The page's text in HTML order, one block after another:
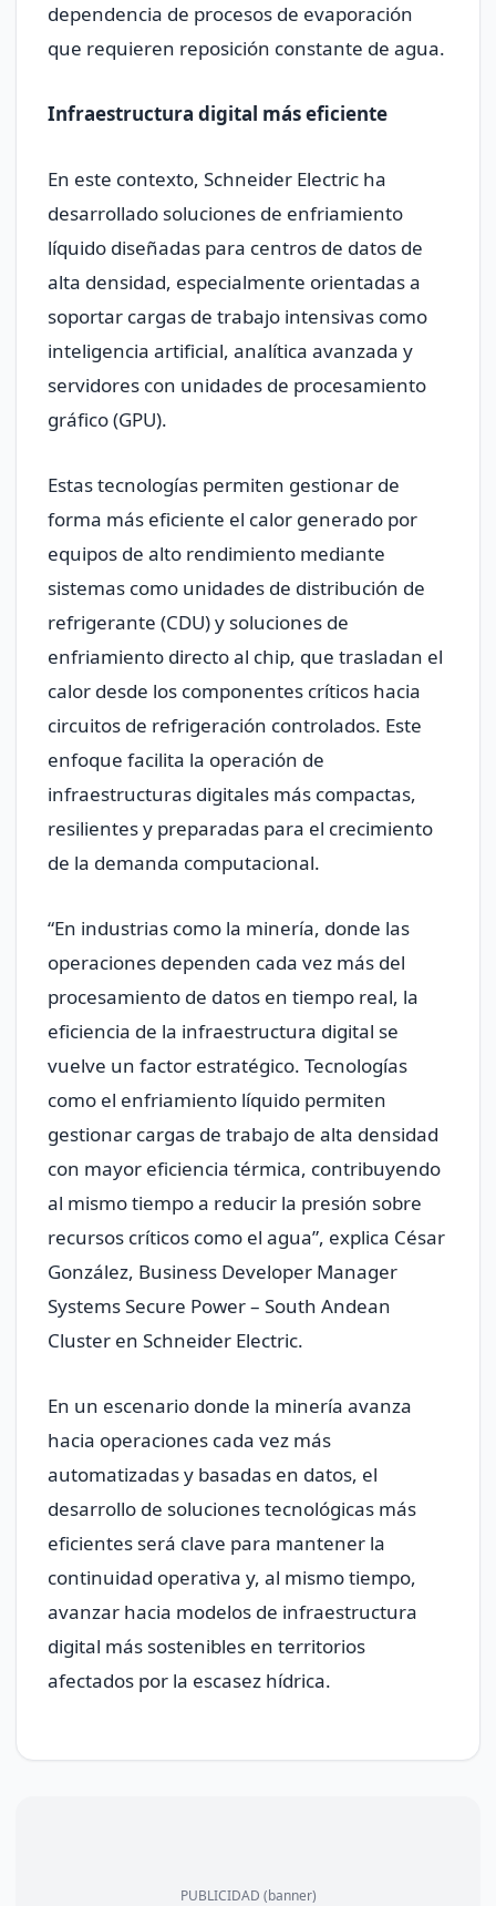
dependencia de procesos de evaporación
que requieren reposición constante de agua.
Infraestructura digital más eficiente
En este contexto, Schneider Electric ha
desarrollado soluciones de enfriamiento
líquido diseñadas para centros de datos de
alta densidad, especialmente orientadas a
soportar cargas de trabajo intensivas como
inteligencia artificial, analítica avanzada y
servidores con unidades de procesamiento
gráfico (GPU).
Estas tecnologías permiten gestionar de
forma más eficiente el calor generado por
equipos de alto rendimiento mediante
sistemas como unidades de distribución de
refrigerante (CDU) y soluciones de
enfriamiento directo al chip, que trasladan el
calor desde los componentes críticos hacia
circuitos de refrigeración controlados. Este
enfoque facilita la operación de
infraestructuras digitales más compactas,
resilientes y preparadas para el crecimiento
de la demanda computacional.
“En industrias como la minería, donde las
operaciones dependen cada vez más del
procesamiento de datos en tiempo real, la
eficiencia de la infraestructura digital se
vuelve un factor estratégico. Tecnologías
como el enfriamiento líquido permiten
gestionar cargas de trabajo de alta densidad
con mayor eficiencia térmica, contribuyendo
al mismo tiempo a reducir la presión sobre
recursos críticos como el agua”, explica César
González, Business Developer Manager
Systems Secure Power – South Andean
Cluster en Schneider Electric.
En un escenario donde la minería avanza
hacia operaciones cada vez más
automatizadas y basadas en datos, el
desarrollo de soluciones tecnológicas más
eficientes será clave para mantener la
continuidad operativa y, al mismo tiempo,
avanzar hacia modelos de infraestructura
digital más sostenibles en territorios
afectados por la escasez hídrica.
PUBLICIDAD (banner)